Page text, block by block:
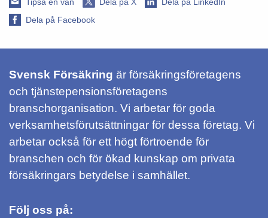
Dela på Facebook
Svensk Försäkring är försäkringsföretagens
och tjänstepensionsföretagens
branschorganisation. Vi arbetar för goda
verksamhetsförutsättningar för dessa företag. Vi
arbetar också för ett högt förtroende för
branschen och för ökad kunskap om privata
försäkringars betydelse i samhället.
Följ oss på: